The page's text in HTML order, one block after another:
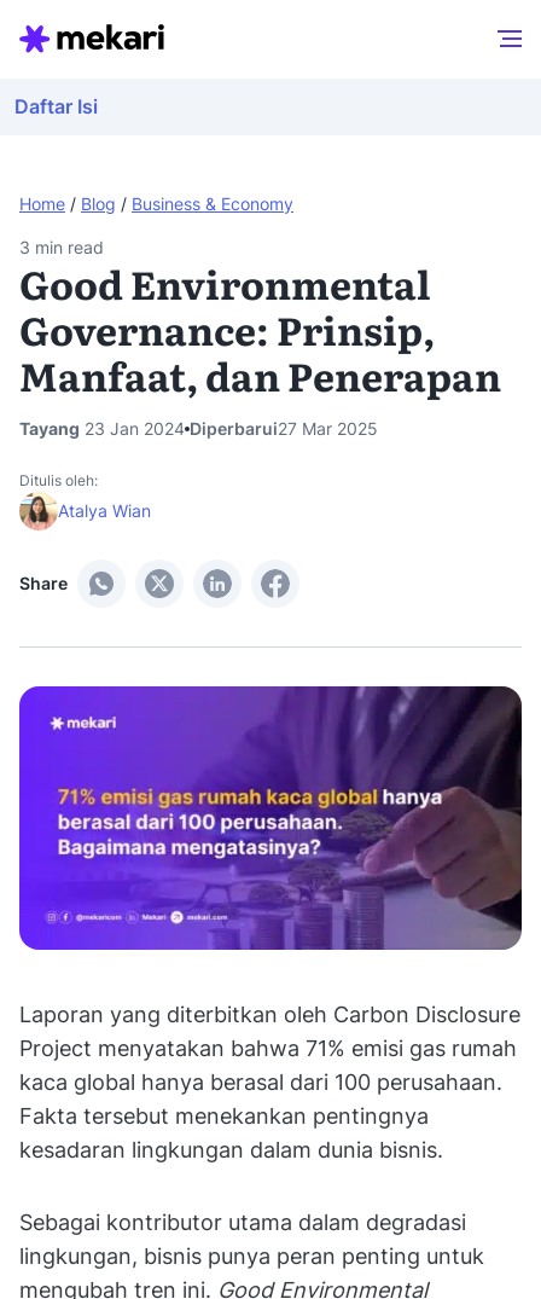
Home / Blog / Business & Economy
Daftar Isi
3 min read
Good Environmental
Governance: Prinsip,
Manfaat, dan Penerapan
Tayang 23 Jan 2024 Diperbarui27 Mar 2025
Share
Ditulis oleh:
Atalya Wian
Laporan yang diterbitkan oleh Carbon Disclosure
Project menyatakan bahwa 71% emisi gas rumah
kaca global hanya berasal dari 100 perusahaan.
Fakta tersebut menekankan pentingnya
kesadaran lingkungan dalam dunia bisnis.
Sebagai kontributor utama dalam degradasi
lingkungan, bisnis punya peran penting untuk
mengubah tren ini. Good Environmental